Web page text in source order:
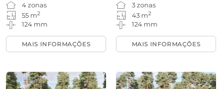
4 zonas
55 m2
124 mm
MAIS INFORMAÇÕES
3 zonas
43 m2
124 mm
MAIS INFORMAÇÕES